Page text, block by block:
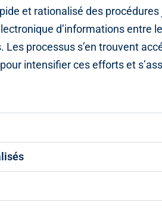
et rationalisé des
d’informations entre
processus s’en trouvent
intensifier ces efforts et